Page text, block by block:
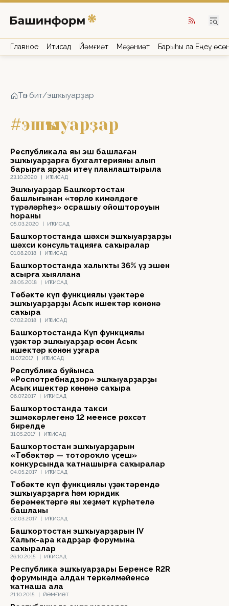
Главное Иҡтисад Йәмғиәт Мәҙәниәт Барыһы ла Еңеү
Төп бит/эшҡыуарҙар
#эшҡыуарҙар
23.10.2020 | ИҠТИСАД
Республикала яңы эш башлаған
эшҡыуарҙарға бухгалтерияны алып
барырға ярҙам итеү планлаштырыла
05.03.2020 | ИҠТИСАД
Эшҡыуарҙар Башҡортостан
башлығынан «төрлө кимәлдәге
түрәләрһеҙ» осрашыу ойоштороуын
һораны
01.08.2018 | ИҠТИСАД
Башҡортостанда шәхси эшҡыуарҙарҙы
шәхси консультацияға саҡыралар
28.05.2018 | ИҠТИСАД
Башҡортостанда халыҡтың 36% үҙ эшен
асырға хыяллана
07.02.2018 | ИҠТИСАД
Төбәктең күп функциялы үҙәктәре
эшҡыуарҙарҙы Асыҡ ишектәр көнөнә
саҡыра
11.07.2017 | ИҠТИСАД
Башҡортостанда Күп функциялы
үҙәктәр эшҡыуарҙар өсөн Асыҡ
ишектәр көнөн уҙғара
06.07.2017 | ИҠТИСАД
Республика буйынса
«Роспотребнадзор» эшҡыуарҙарҙы
Асыҡ ишектәр көнөнә саҡыра
31.05.2017 | ИҠТИСАД
Башҡортостанда такси
эшмәкәрлегенә 12 меңенсе рөхсәт
бирелде
04.05.2017 | ИҠТИСАД
Башҡортостан эшҡыуарҙарын
«Төбәктәр — тотороҡло үҫеш»
конкурсында ҡатнашырға саҡыралар
02.03.2017 | ИҠТИСАД
Төбәктең күп функциялы үҙәктәрендә
эшҡыуарҙарға һәм юридик
берәмектәргә яңы хеҙмәт күрһәтелә
башланы
26.10.2015 | ИҠТИСАД
Башҡортостан эшҡыуарҙарын IV
Халыҡ-ара кадрҙар форумына
саҡыралар
21.10.2015 | ЙӘМҒИӘТ
Республика эшҡыуарҙары Беренсе R2R
форумында алдан теркәлмәйенсә
ҡатнаша ала